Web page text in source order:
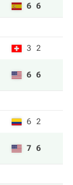
6 6
3 2
6 6
6 2
7 6